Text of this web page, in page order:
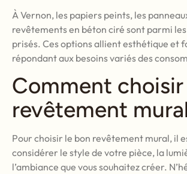
À Vernon, les papiers peints, les
revêtements en béton ciré sont parmi
prisés. Ces options allient esthétique et
répondant aux besoins variés des
Comment
revêtement
Pour choisir le bon revêtement mural, il
considérer le style de votre pièce, la
l’ambiance que vous souhaitez créer.